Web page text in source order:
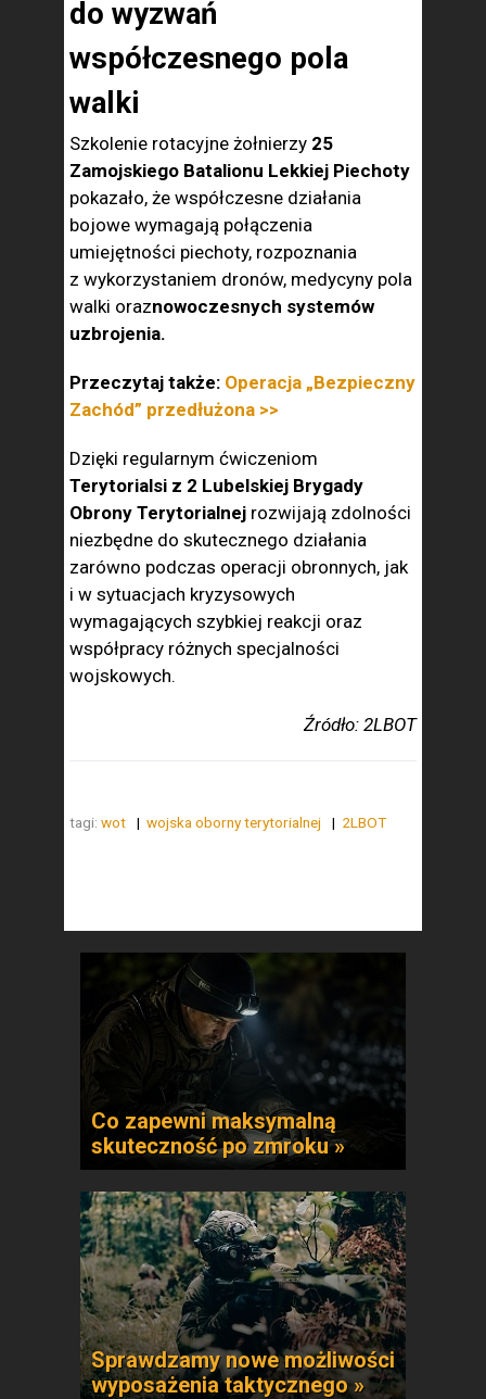
do wyzwań
współczesnego pola
walki
Szkolenie rotacyjne żołnierzy 25
Zamojskiego Batalionu Lekkiej Piechoty
pokazało, że współczesne działania
bojowe wymagają połączenia
umiejętności piechoty, rozpoznania
z wykorzystaniem dronów, medycyny pola
walki oraznowoczesnych systemów
uzbrojenia.
Przeczytaj także: Operacja „Bezpieczny
Zachód” przedłużona >>
Dzięki regularnym ćwiczeniom
Terytorialsi z 2 Lubelskiej Brygady
Obrony Terytorialnej rozwijają zdolności
niezbędne do skutecznego działania
zarówno podczas operacji obronnych, jak
i w sytuacjach kryzysowych
wymagających szybkiej reakcji oraz
współpracy różnych specjalności
wojskowych.
Źródło: 2LBOT
tagi: wot wojska oborny terytorialnej 2LBOT
Co zapewni maksymalną
skuteczność po zmroku »
Sprawdzamy nowe możliwości
wyposażenia taktycznego »